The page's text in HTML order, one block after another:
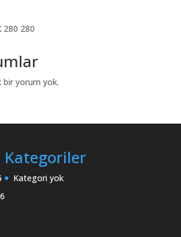
280 280
bir yorum yok.
Kategoriler
Kategori yok